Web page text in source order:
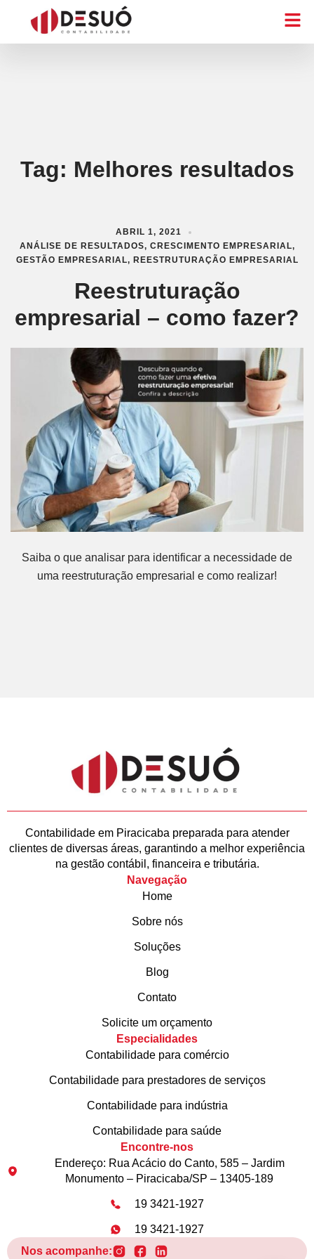
Tag: Melhores resultados
ABRIL 1, 2021
ANÁLISE DE RESULTADOS, CRESCIMENTO EMPRESARIAL,
GESTÃO EMPRESARIAL, REESTRUTURAÇÃO EMPRESARIAL
Reestruturação
empresarial – como fazer?
Saiba o que analisar para identificar a necessidade de
uma reestruturação empresarial e como realizar!
Contabilidade em Piracicaba preparada para atender
clientes de diversas áreas, garantindo a melhor experiência
na gestão contábil, financeira e tributária.
Navegação
Home
Sobre nós
Soluções
Blog
Contato
Solicite um orçamento
Especialidades
Contabilidade para comércio
Contabilidade para prestadores de serviços
Contabilidade para indústria
Contabilidade para saúde
Encontre-nos
Endereço: Rua Acácio do Canto, 585 – Jardim
Monumento – Piracicaba/SP – 13405-189
19 3421-1927
19 3421-1927
Nos acompanhe: